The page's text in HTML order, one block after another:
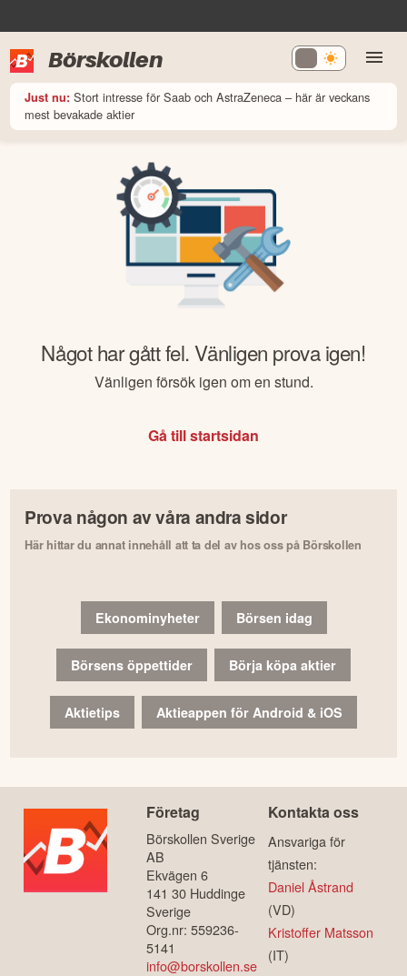
Börskollen
Just nu: Stort intresse för Saab och AstraZeneca – här är veckans
mest bevakade aktier
Något har gått fel. Vänligen prova igen!
Vänligen försök igen om en stund.
Gå till startsidan
Prova någon av våra andra sidor
Här hittar du annat innehåll att ta del av hos oss på Börskollen
Ekonominyheter Börsen idag
Börsens öppettider Börja köpa aktier
Aktietips Aktieappen för Android & iOS
Företag
Börskollen Sverige
AB
Ekvägen 6
141 30 Huddinge
Sverige
Org.nr: 559236-
5141
info@borskollen.se
Kontakta oss
Ansvariga för
tjänsten:
Daniel Åstrand
(VD)
Kristoffer Matsson
(IT)